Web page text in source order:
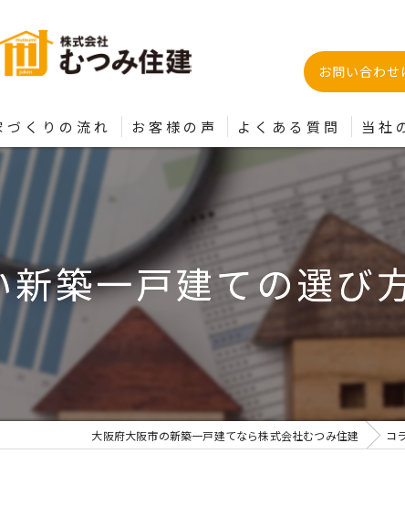
お問い合わせ
づくりの流れ お客様の声 よくある質問 当社
分譲
建売
築一戸建ての選び
大阪府大阪市の新築一戸建てなら株式会社むつみ住建 コ